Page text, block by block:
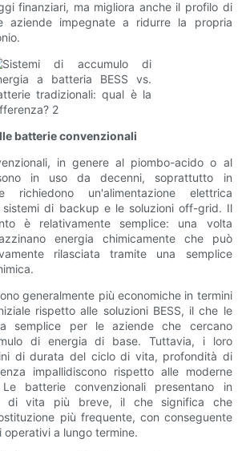
finanziari, ma migliora anche il profilo di
aziende impegnate a ridurre la propria
batterie convenzionali
in genere al piombo-acido o al
in uso da decenni, soprattutto in
richiedono un'alimentazione elettrica
di backup e le soluzioni off-grid. Il
è relativamente semplice: una volta
energia chimicamente che può
rilasciata tramite una semplice
generalmente più economiche in termini
rispetto alle soluzioni BESS, il che le
semplice per le aziende che cercano
di energia di base. Tuttavia, i loro
di durata del ciclo di vita, profondità di
impallidiscono rispetto alle moderne
Le batterie convenzionali presentano in
di vita più breve, il che significa che
più frequente, con conseguente
operativi a lungo termine.